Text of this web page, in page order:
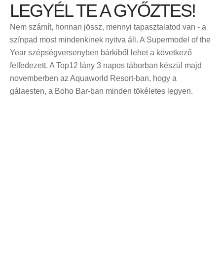
LEGYÉL TE A GYŐZTES!
Nem számít, honnan jössz, mennyi tapasztalatod van - a
színpad most mindenkinek nyitva áll. A Supermodel of the
Year szépségversenyben bárkiből lehet a következő
felfedezett. A Top12 lány 3 napos táborban készül majd
novemberben az Aquaworld Resort-ban, hogy a
gálaesten, a Boho Bar-ban minden tökéletes legyen.